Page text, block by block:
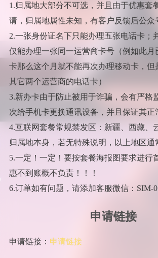
1.归属地大部分不可选，并且由于优惠套
请，归属地属性未知，有客户反馈后公众
2.一张身份证名下只能办理五张电话卡；
仅能办理一张同一运营商卡号（例如此月
卡那么这个月就不能再次办理移动卡，但
其它两个运营商的电话卡）
3.新办卡由于防止被用于诈骗，会有严格
次给手机卡更换通讯设备，并且保证其正
4.互联网套餐常规禁发区：新疆、西藏、
归属地本身，若无特殊说明，以上地区通
5.一定！一定！要按套餐海报图要求进行
惠不到账概不负责！！！
6.订单如有问题，请添加客服微信：SIM-
申请链接
申请链接： 申请链接